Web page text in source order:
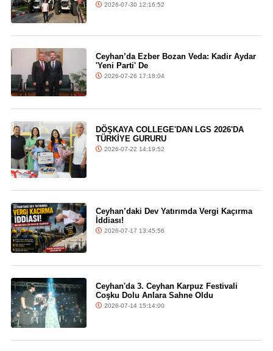
2026-07-30 12:16:52
Ceyhan’da Ezber Bozan Veda: Kadir Aydar
'Yeni Parti' De
2026-07-26 17:18:04
DÖŞKAYA COLLEGE'DAN LGS 2026'DA
TÜRKİYE GURURU
2026-07-22 14:19:52
Ceyhan’daki Dev Yatırımda Vergi Kaçırma
İddiası!
2026-07-17 13:45:56
Ceyhan'da 3. Ceyhan Karpuz Festivali
Coşku Dolu Anlara Sahne Oldu
2026-07-14 15:14:00